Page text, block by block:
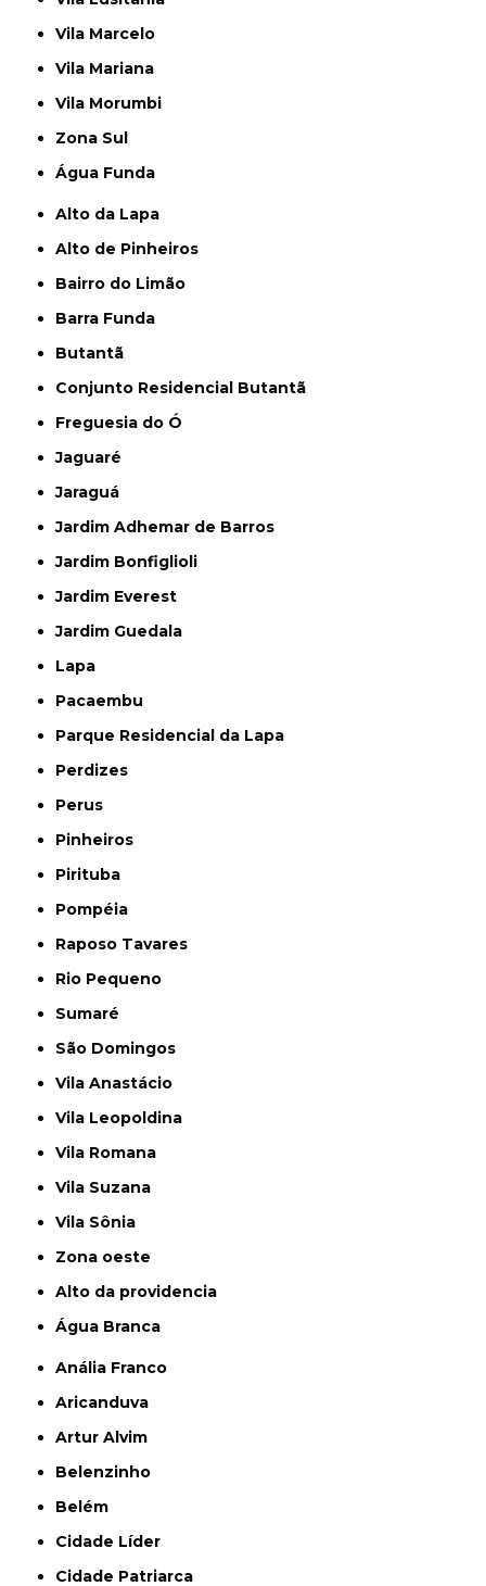
Vila Marcelo
Vila Mariana
Vila Morumbi
Zona Sul
Água Funda
Alto da Lapa
Alto de Pinheiros
Bairro do Limão
Barra Funda
Butantã
Conjunto Residencial Butantã
Freguesia do Ó
Jaguaré
Jaraguá
Jardim Adhemar de Barros
Jardim Bonfiglioli
Jardim Everest
Jardim Guedala
Lapa
Pacaembu
Parque Residencial da Lapa
Perdizes
Perus
Pinheiros
Pirituba
Pompéia
Raposo Tavares
Rio Pequeno
Sumaré
São Domingos
Vila Anastácio
Vila Leopoldina
Vila Romana
Vila Suzana
Vila Sônia
Zona oeste
alto da providencia
Água Branca
Anália Franco
Aricanduva
Artur Alvim
Belenzinho
Belém
Cidade Líder
Cidade Patriarca